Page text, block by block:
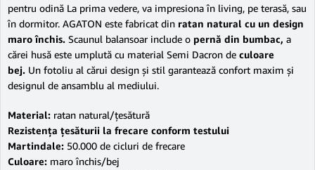
pentru odină La prima vedere, va impresiona în living, pe terasă, sau
în dormitor. AGATON este fabricat din ratan natural cu un design
maro închis. Scaunul balansoar include o pernă din bumbac, a
cărei husă este umplută cu material Semi Dacron de culoare
bej. Un fotoliu al cărui design şi stil garantează confort maxim şi
designul de ansamblu al mediului.
Material: ratan natural/ţesătură
Rezistenţa ţesăturii la frecare conform testului
Martindale: 50.000 de cicluri de frecare
Culoare: maro închis/bej